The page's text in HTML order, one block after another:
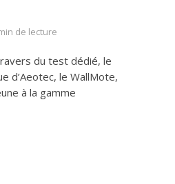
de lecture
du test dédié, le
d’Aeotec, le WallMote,
à la gamme